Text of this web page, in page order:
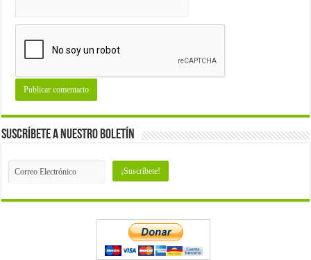
Suscríbete a nuestro Boletín